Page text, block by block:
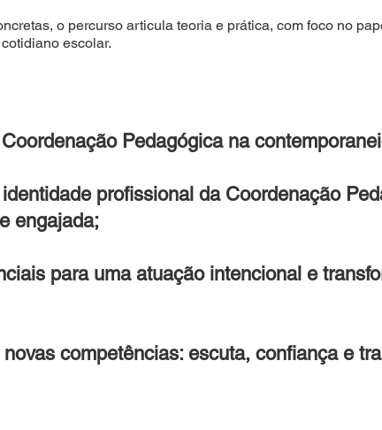
o percurso articula teoria e prática, com foco no
escolar.
Pedagógica na
profissional da Coordenação
engajada;
para uma atuação intencional e
competências: escuta, confiança e